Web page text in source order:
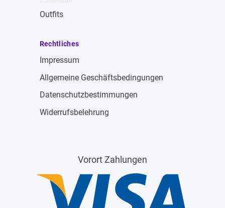
Outfits
Rechtliches
Impressum
Allgemeine Geschäftsbedingungen
Datenschutzbestimmungen
Widerrufsbelehrung
Vorort Zahlungen